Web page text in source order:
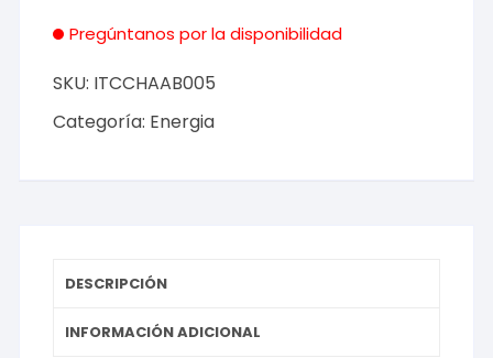
Pregúntanos por la disponibilidad
SKU: ITCCHAAB005
Categoría: Energia
DESCRIPCIÓN
INFORMACIÓN ADICIONAL